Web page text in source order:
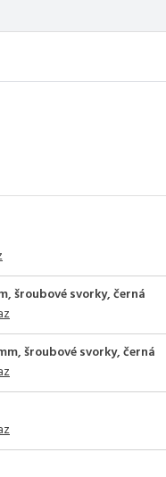
šroubové svorky, černá
šroubové svorky, černá